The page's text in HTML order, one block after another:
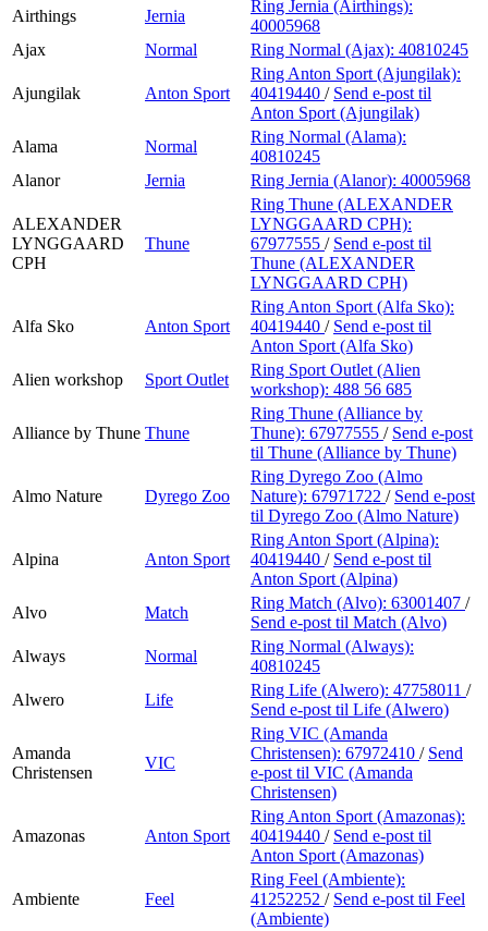
Airthings
Jernia
Ring Jernia (Airthings):
40005968
Ajax
Normal Ring Normal (Ajax): 40810245
Ajungilak Anton Sport
Ring Anton Sport (Ajungilak):
40419440 / Send e-post til
Anton Sport (Ajungilak)
Alama
Normal
Ring Normal (Alama):
40810245
Alanor
Jernia Ring Jernia (Alanor): 40005968
ALEXANDER
LYNGGAARD
CPH
Thune
Ring Thune (ALEXANDER
LYNGGAARD CPH):
67977555 / Send e-post til
Thune (ALEXANDER
LYNGGAARD CPH)
Alfa Sko Anton Sport
Ring Anton Sport (Alfa Sko):
40419440 / Send e-post til
Anton Sport (Alfa Sko)
Alien workshop
Sport Outlet
Ring Sport Outlet (Alien
workshop): 488 56 685
Alliance by Thune Thune
Ring Thune (Alliance by
Thune): 67977555 / Send e-post
til Thune (Alliance by Thune)
Almo Nature Dyrego Zoo
Ring Dyrego Zoo (Almo
Nature): 67971722 / Send e-post
til Dyrego Zoo (Almo Nature)
Alpina Anton Sport
Ring Anton Sport (Alpina):
40419440 / Send e-post til
Anton Sport (Alpina)
Alvo
Match
Ring Match (Alvo): 63001407 /
Send e-post til Match (Alvo)
Always
Normal
Ring Normal (Always):
40810245
Alwero
Life
Ring Life (Alwero): 47758011 /
Send e-post til Life (Alwero)
Amanda
Christensen
VIC
Ring VIC (Amanda
Christensen): 67972410 / Send
e-post til VIC (Amanda
Christensen)
Amazonas Anton Sport
Ring Anton Sport (Amazonas):
40419440 / Send e-post til
Anton Sport (Amazonas)
Ambiente Feel
Ring Feel (Ambiente):
41252252 / Send e-post til Feel
(Ambiente)